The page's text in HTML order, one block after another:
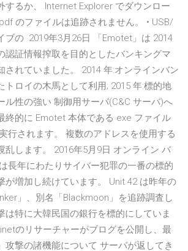
するか、 Internet Explorer でダウンロー
のファイルは追跡されません。 • USB/
ブの 2019年3月26日 「Emotet」は 2014
認証情報搾取を目的としたバンキングマ
されていました。 2014 年:オンラインバン
トロイの木馬として利用; 2015 年:標的地
ル性の強い 制御用サーバ(C&C サーバ)へ
終的に Emotet 本体である exe ファイル
行されます。 複数のアドレスを使用する
乱します。 2016年5月9日 オンライン バ
長年にわたりサイバー犯罪の一番の標的
が増加し続けています。 Unit 42 は昨年の
」、別名「Blackmoon」を追跡調査し
は特に大韓民国の銀行を標的にしていま
のリサーチャーがブログを公開し、最
攻撃の諸機能について サーバが返してき